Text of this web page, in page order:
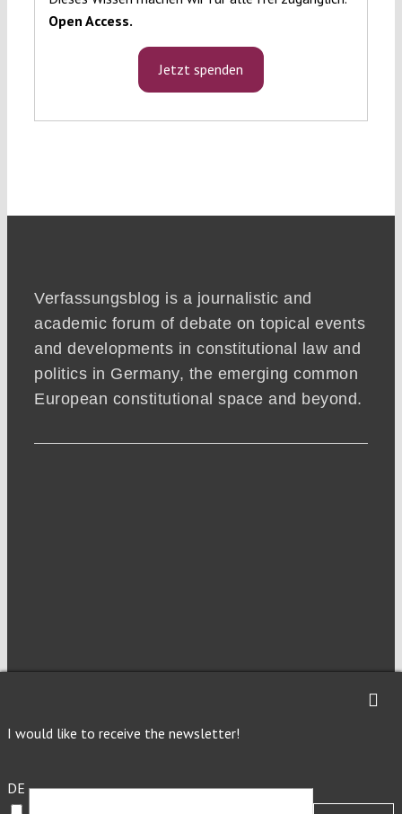
Open Access.
Jetzt spenden
Verfassungsblog is a journalistic and
academic forum of debate on topical events
and developments in constitutional law and
politics in Germany, the emerging common
European constitutional space and beyond.
Imprint Privacy
I would like to receive the newsletter!
DE